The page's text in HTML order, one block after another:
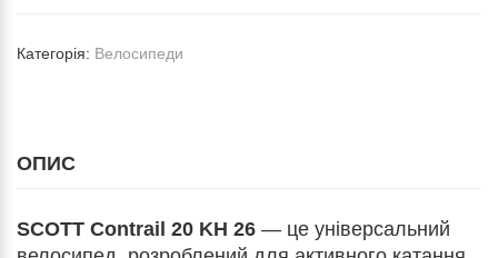
Категорія: Велосипеди
ОПИС
SCOTT Contrail 20 KH 26 — це універсальний